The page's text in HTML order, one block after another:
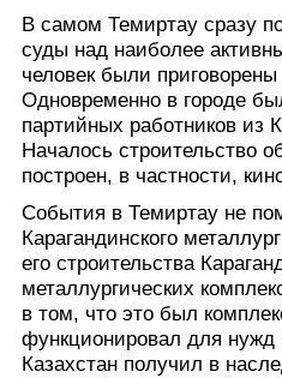
В самом Темиртау сразу
суды над наиболее
человек были
Одновременно в городе
партийных работников
Началось строительство
построен, в частности,
События в Темиртау не
Карагандинского
его строительства
металлургических
в том, что это был
функционировал для
Казахстан получил в